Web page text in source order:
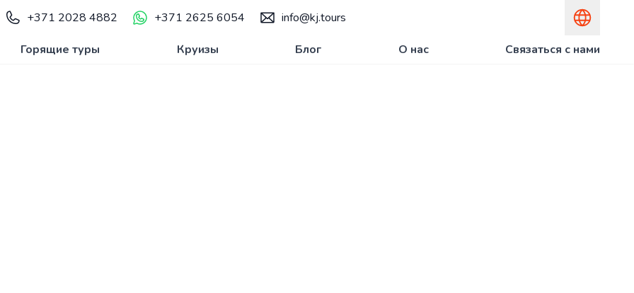
+371 2028 4882 +371 2625 6054 info@kj.tours
Горящие туры Круизы Блог О нас Связаться с нами